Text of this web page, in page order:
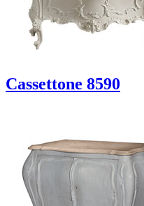
Cassettone 8590